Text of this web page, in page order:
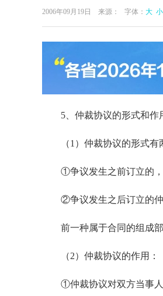
2006年09月19日 来源： 字体： 大 小
5、仲裁协议的形式和作
（1）仲裁协议的形式有
①争议发生之前订立的，
②争议发生之后订立的仲
前一种属于合同的组成部
（2）仲裁协议的作用：
①仲裁协议对双方当事人